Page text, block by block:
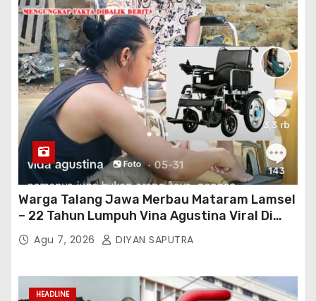
Warga Talang Jawa Merbau Mataram Lamsel
– 22 Tahun Lumpuh Vina Agustina Viral Di
Tiktok Inginkan Kursi Roda Listrik, Kepala
Perwakilan Provinsi Lampung Media
Bertindak
Agu 7, 2026 DIYAN SAPUTRA
HEADLINE